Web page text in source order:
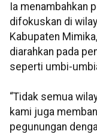
Ia menambahkan
difokuskan di
Kabupaten
diarahkan pada
seperti umbi-
“Tidak semua
kami juga
pegunungan